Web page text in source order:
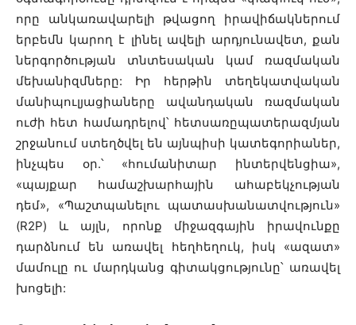
որը անկառավարելի թվացող իրավիճակներում
երբեմն կարող է լինել ավելի արդյունավետ, քան
ներգործության տնտեսական կամ ռազմական
մեխանիզմները: Իր հերթին տեղեկատվական
մանիպուլյացիաները ավանդական ռազմական
ուժի հետ համադրելով՝ հետսառըպատերազմյան
շրջանում ստեղծվել են այնպիսի կատեգորիաներ,
ինչպես օր.՝ «հումանիտար ինտերվենցիա»,
«պայքար համաշխարհային ահաբեկչության
դեմ», «Պաշտպանելու պատասխանատվություն»
(R2P) և այլն, որոնք միջազգային իրավունքը
դարձնում են առավել հեղհեղուկ, իսկ «ազատ»
մամուլը ու մարդկանց գիտակցությունը՝ առավել
խոցելի: